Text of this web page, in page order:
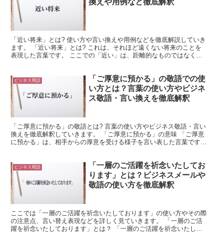
換えや用例など徹底解釈
「近い将来」とは? 使い方や言い換えや用例などを徹底解説していき
ます。 「近い将来」とは? これは、それほど遠くない将来のことを
表現した言葉です。 ここでの「近い」は、距離的なものではなく時
ビジネス用語
「ご厚意に預かる」の敬語での使
い方とは？言葉の使い方やビジネ
ス敬語・言い換えを徹底解釈
「ご厚意に預かる」の敬語とは? 言葉の使い方やビジネス敬語・言い
換えを徹底解釈していきます。 「ご厚意に預かる」の意味 「ご厚意
に預かる」は、相手からの厚意を受ける様子を言い表した言葉です。
ビジネス用語
「一層のご活躍を祈念いたしてお
ります」とは？ビジネスメールや
敬語の使い方を徹底解釈
ここでは「一層のご活躍を祈念いたしております」の使い方やその際
の注意点、言い替え表現などを詳しく見ていきます。 「一層のご活
躍を祈念いたしております」とは？ 「一層のご活躍を祈念いたして